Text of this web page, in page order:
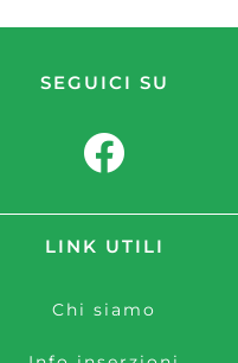
LINK UTILI
Chi siamo
SEGUICI SU